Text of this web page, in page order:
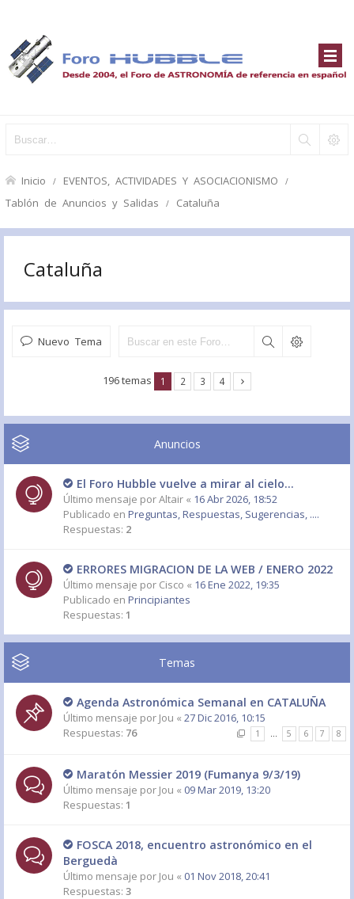
Inicio EVENTOS, ACTIVIDADES Y ASOCIACIONISMO
Tablón de Anuncios y Salidas Cataluña
Cataluña
Nuevo Tema
196 temas 1 2 3 4
Anuncios
El Foro Hubble vuelve a mirar al cielo...
Último mensaje porAltair « 16 Abr 2026, 18:52
Publicado en Preguntas, Respuestas, Sugerencias, ....
Respuestas: 2
ERRORES MIGRACION DE LA WEB / ENERO 2022
Último mensaje por Cisco « 16 Ene 2022, 19:35
Publicado en Principiantes
Respuestas: 1
Temas
Agenda Astronómica Semanal en CATALUÑA
Último mensaje por Jou « 27 Dic 2016, 10:15
Respuestas: 76 1 … 5 6 7 8
Maratón Messier 2019 (Fumanya 9/3/19)
Último mensaje por Jou « 09 Mar 2019, 13:20
Respuestas: 1
FOSCA 2018, encuentro astronómico en el
Berguedà
Último mensaje por Jou « 01 Nov 2018, 20:41
Respuestas: 3